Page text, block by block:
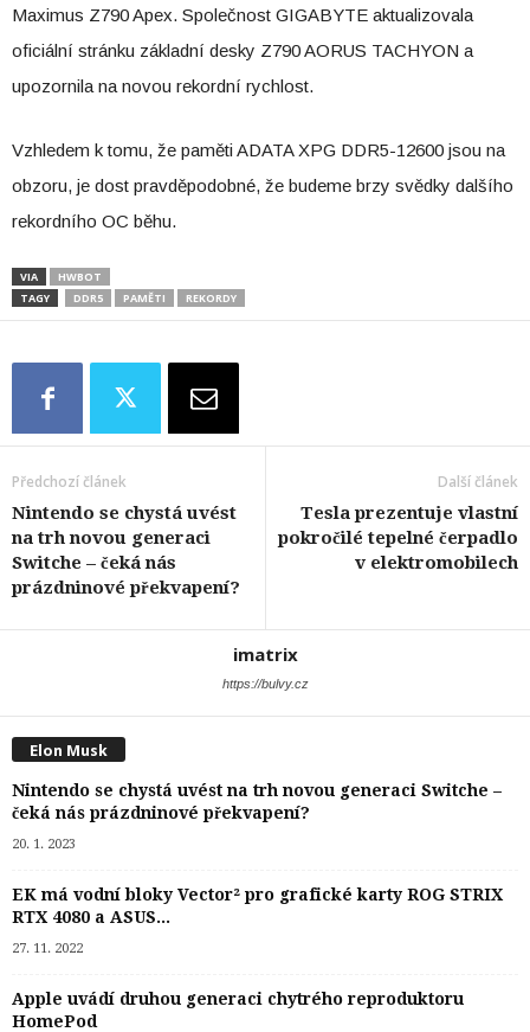
Maximus Z790 Apex. Společnost GIGABYTE aktualizovala
oficiální stránku základní desky Z790 AORUS TACHYON a
upozornila na novou rekordní rychlost.
Vzhledem k tomu, že paměti ADATA XPG DDR5-12600 jsou na
obzoru, je dost pravděpodobné, že budeme brzy svědky dalšího
rekordního OC běhu.
VIA
HWBOT
TAGY
DDR5 PAMĚTI REKORDY
Předchozí článek
Nintendo se chystá uvést
na trh novou generaci
Switche – čeká nás
prázdninové překvapení?
Další článek
Tesla prezentuje vlastní
pokročilé tepelné čerpadlo
v elektromobilech
imatrix
https://bulvy.cz
Elon Musk
Nintendo se chystá uvést na trh novou generaci Switche –
čeká nás prázdninové překvapení?
20. 1. 2023
EK má vodní bloky Vector² pro grafické karty ROG STRIX
RTX 4080 a ASUS...
27. 11. 2022
Apple uvádí druhou generaci chytrého reproduktoru
HomePod